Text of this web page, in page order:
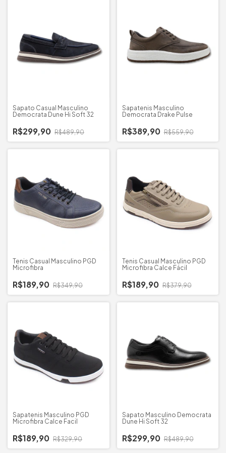
Sapato Casual Masculino
Democrata Dune Hi Soft 32
R$299,90 R$489,90
Sapatenis Masculino
Democrata Drake Pulse
R$389,90 R$559,90
Tenis Casual Masculino PGD
Microfibra
R$189,90 R$349,90
Tenis Casual Masculino PGD
Microfibra Calce Fácil
R$189,90 R$379,90
Sapatenis Masculino PGD
Microfibra Calce Facil
R$189,90 R$329,90
Sapato Masculino Democrata
Dune Hi Soft 32
R$299,90 R$489,90